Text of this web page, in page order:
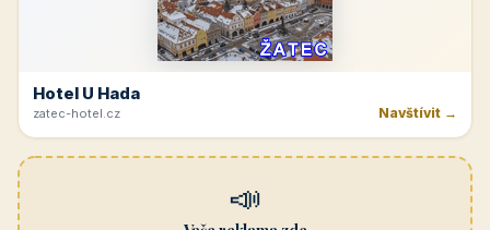
Hotel U Hada
zatec-hotel.cz Navštívit →
📣